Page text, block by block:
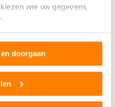
wie uw gegevens
graag:
uw geografische locatie,
kan zijn
door het actief te scannen
doorgaan